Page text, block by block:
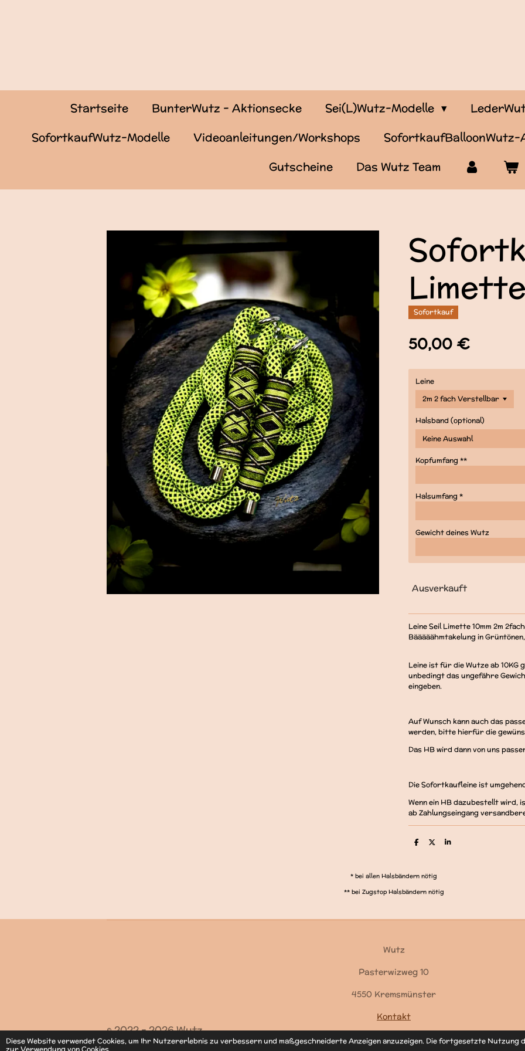
Diese Website verwendet Cookies, um Ihr Nutzererlebnis zu verbessern und maßgeschneiderte Anzeigen anzuzeigen. Die fortgesetzte
Startseite BunterWutz - Aktionsecke Sei(L)Wutz-Modelle
SofortkaufWutz-Modelle
Videoanleitungen/Workshops
SofortkaufBalloonWutz-
Gutscheine
Das Wutz Team
Sofortkauf
50,00 €
Leine
Halsband (optional)
Kopfumfang **
Halsumfang *
Gewicht deines Wutz
Ausverkauft
Leine Seil Limette 10mm 2m
Bääääähmtakelung in
Leine ist für die Wutze ab
unbedingt das ungefähre
eingeben.
Auf Wunsch kann auch das
werden, bitte hierfür die
Das HB wird dann von uns
Die Sofortkaufleine ist
Wenn ein HB dazubestellt wird,
ab Zahlungseingang
T
n
T
e
n
T
* bei allen Halsbändern nötig
** bei Zugstop Halsbändern nötig
Wutz
Pasterwizweg 10
4550 Kremsmünster
Kontakt
© 2022 - 2026 Wutz